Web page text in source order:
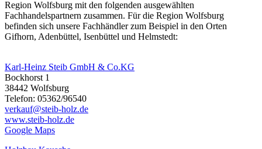
Region Wolfsburg mit den folgenden ausgewählten
Fachhandelspartnern zusammen. Für die Region Wolfsburg
befinden sich unsere Fachhändler zum Beispiel in den Orten
Gifhorn, Adenbüttel, Isenbüttel und Helmstedt:
Karl-Heinz Steib GmbH & Co.KG
Bockhorst 1
38442 Wolfsburg
Telefon: 05362/96540
verkauf@steib-holz.de
www.steib-holz.de
Google Maps